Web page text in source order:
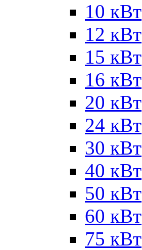
10 кВт
12 кВт
15 кВт
16 кВт
20 кВт
24 кВт
30 кВт
40 кВт
50 кВт
60 кВт
75 кВт